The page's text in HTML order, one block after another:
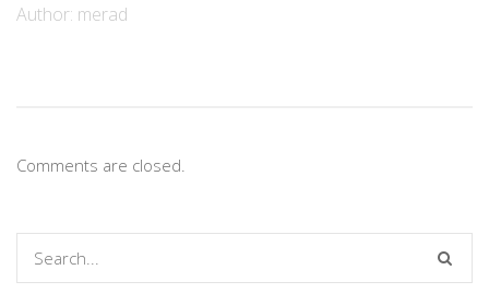
Author: merad
Comments are closed.